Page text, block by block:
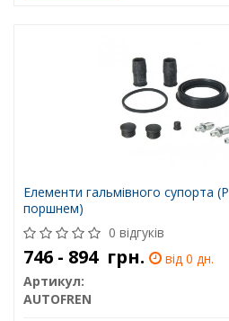
Елементи гальмівного супорта
поршнем)
0 відгуків
746 - 894 грн.
від 0 дн.
Артикул:
AUTOFREN